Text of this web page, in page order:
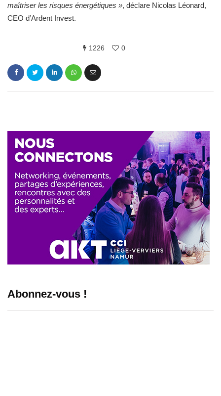
maîtriser les risques énergétiques », déclare Nicolas Léonard,
CEO d’Ardent Invest.
1226 0
Abonnez-vous !